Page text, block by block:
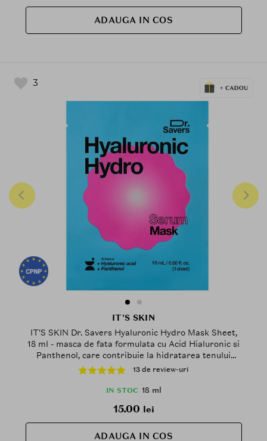
ADAUGA IN COS
3
IT'S SKIN
IT'S SKIN Dr. Savers Hyaluronic Hydro Mask Sheet,
18 ml - masca de fata formulata cu Acid Hialuronic si
Panthenol, care contribuie la hidratarea tenului
deshidratat si la mentinerea confortului pielii
13 de review-uri
IN STOC 18 ml
15.00 lei
ADAUGA IN COS